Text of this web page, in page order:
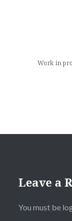
Work in
Leave a
You must be